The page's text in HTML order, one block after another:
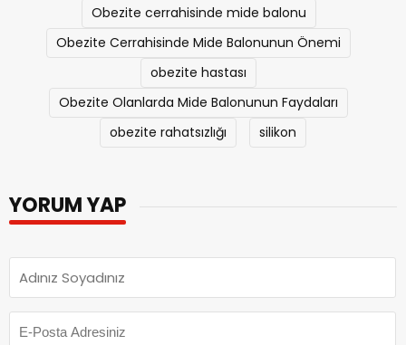
Obezite cerrahisinde mide balonu
Obezite Cerrahisinde Mide Balonunun Önemi
obezite hastası
Obezite Olanlarda Mide Balonunun Faydaları
obezite rahatsızlığı
silikon
YORUM YAP